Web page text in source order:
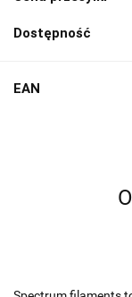
Dostępność
EAN